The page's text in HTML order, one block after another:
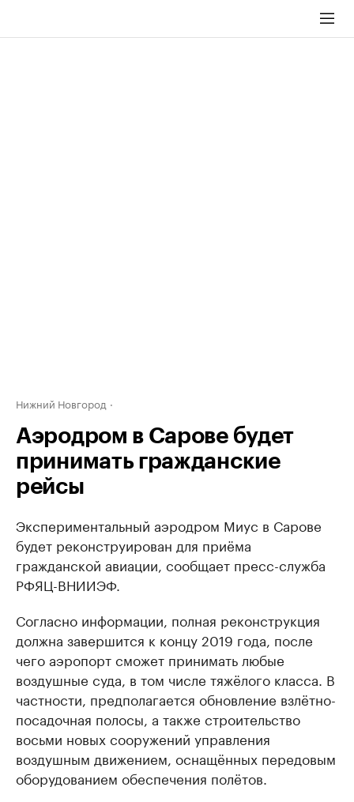
Нижний Новгород
Аэродром в Сарове будет
принимать гражданские
рейсы
Экспериментальный аэродром Миус в Сарове
будет реконструирован для приёма
гражданской авиации, сообщает пресс-служба
РФЯЦ-ВНИИЭФ.
Согласно информации, ​полная реконструкция
должна завершится к концу 2019 года, после
чего аэропорт сможет принимать любые
воздушные суда, в том числе тяжёлого класса. В
частности, предполагается обновление взлётно-
посадочная полосы, а также строительство
восьми новых сооружений управления
воздушным движением, оснащённых передовым
оборудованием обеспечения полётов.